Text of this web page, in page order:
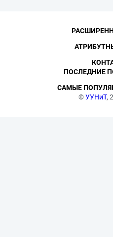
©УУНиТ,
ПОСЛЕДНИЕ
САМЫЕ